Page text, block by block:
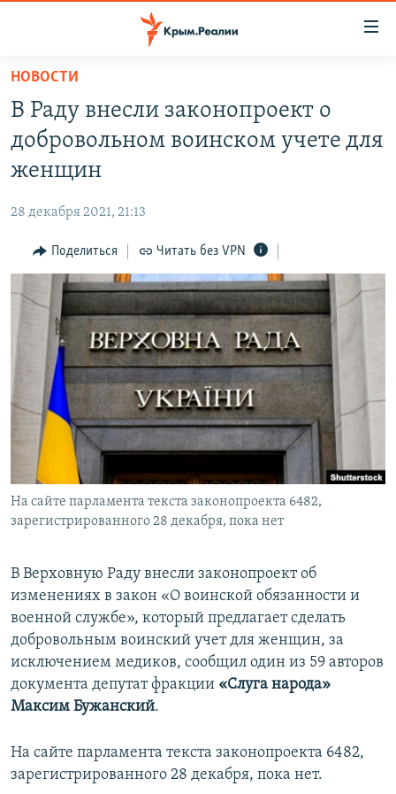
Вернуться
основному
содержанию
Вернутся
главной
навигации
Вернутся
поиску
СПЕЦПРОЕКТЫ
11 ЛЕТ ОККУПАЦИИ КРЫМА. 11 ИСТОРИЙ СОПРОТИВЛЕНИЯ
ВОДА
ЕЩЕ
ИНТЕРАКТИВ
ИНФОГРАФИКА
ТЕЛЕПРОЕКТ КРЫМ.РЕАЛИИ
СОВЕТЫ ПРАВОЗАЩИТНИКОВ
ПРОПАВШИЕ БЕЗ ВЕСТИ
ПОБЕДИТЕЛЕЙ НЕ СУДЯТ?
КРЫМ.НЕПОКОРЕННЫЙ
ELIFBE
УКРАИНСКАЯ ПРОБЛЕМА КРЫМА
РАДІО СВОБОДА
КАК ОБОЙТИ БЛОКИРОВКУ
Українською
Qırımtatar
ПРИСОЕДИНЯЙТЕСЬ!
Все сайты RFE/RL
НОВОСТИ
В Раду внесли законопроект о
добровольном воинском учете для
женщин
28 декабря 2021, 21:13
Поделиться Читать без VPN
На сайте парламента текста законопроекта 6482,
зарегистрированного 28 декабря, пока нет
В Верховную Раду внесли законопроект об
изменениях в закон «О воинской обязанности и
военной службе», который предлагает сделать
добровольным воинский учет для женщин, за
исключением медиков, сообщил один из 59 авторов
документа депутат фракции «Слуга народа»
Максим Бужанский.
На сайте парламента текста законопроекта 6482,
зарегистрированного 28 декабря, пока нет.